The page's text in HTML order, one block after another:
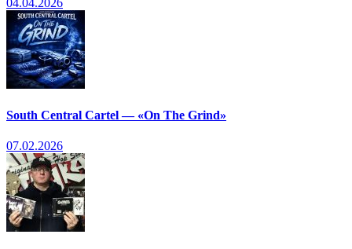
South Central Cartel — «On The Grind»
07.02.2026